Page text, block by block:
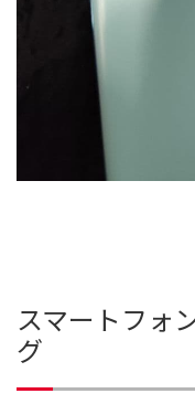
スマートフォ
グ